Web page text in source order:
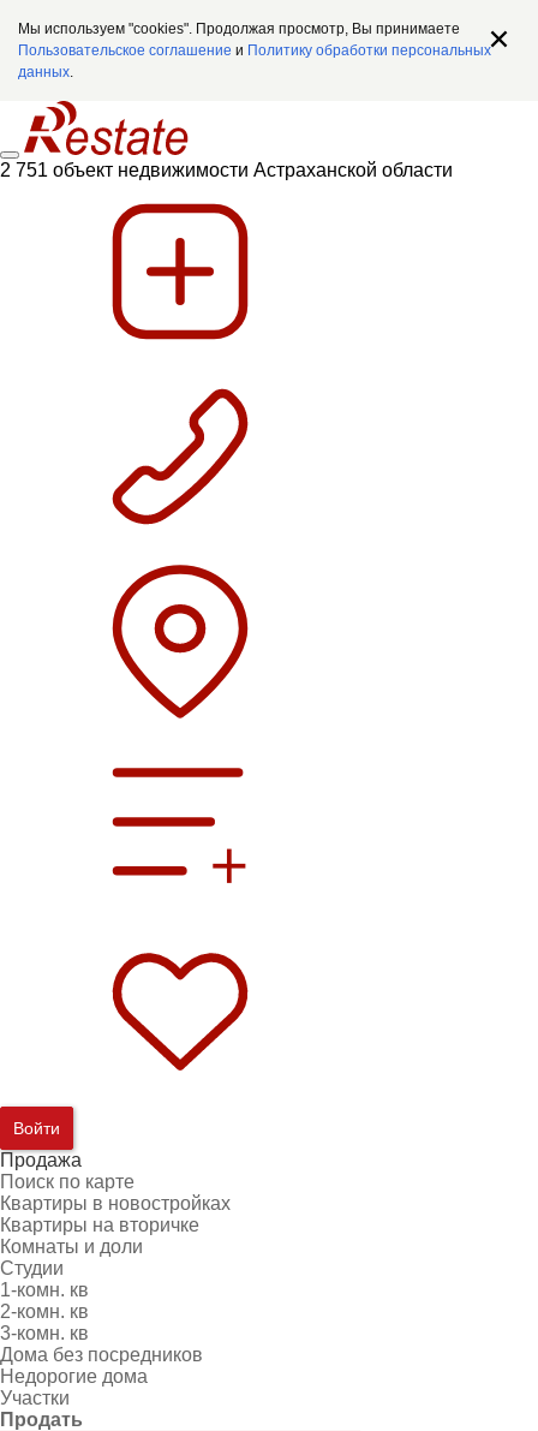
Мы используем "cookies". Продолжая просмотр, Вы принимаете
Пользовательское соглашение и Политику обработки персональных
данных.
2 751 объект недвижимости Астраханской области
Войти
Продажа
Поиск по карте
Квартиры в новостройках
Квартиры на вторичке
Комнаты и доли
Студии
1-комн. кв
2-комн. кв
3-комн. кв
Дома без посредников
Недорогие дома
Участки
Продать